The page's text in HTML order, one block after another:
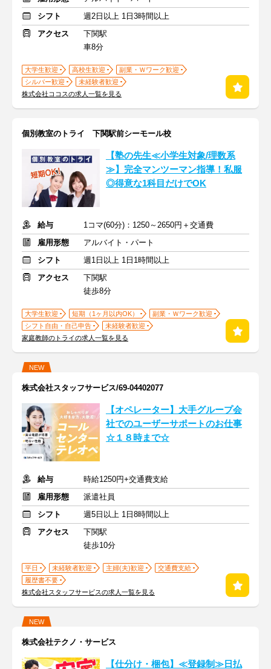
シフト
週2日以上 1日3時間以上
アクセス
下関駅
車8分
大学生歓迎 高校生歓迎
副業・Ｗワーク歓迎
シルバー歓迎
未経験者歓迎
株式会社ココスの求人一覧を見る
個別教室のトライ 下関駅前シーモール校
【塾の先生≪小学生対象/理数系
≫】完全マンツーマン指導！私服
◎得意な1科目だけでOK
給与
1コマ(60分)：1250～2650円＋交通費
雇用形態
アルバイト・パート
シフト
週1日以上 1日1時間以上
アクセス
下関駅
徒歩8分
大学生歓迎 短期（1ヶ月以内OK）
副業・Ｗワーク歓迎
シフト自由・自己申告
未経験者歓迎
家庭教師のトライの求人一覧を見る
NEW
株式会社スタッフサービス/69-04402077
【オペレーター】大手グループ会
社でのユーザーサポートのお仕事
☆１８時まで☆
給与
時給1250円+交通費支給
雇用形態
派遣社員
シフト
週5日以上 1日8時間以上
アクセス
下関駅
徒歩10分
平日 未経験者歓迎 主婦(夫)歓迎
交通費支給
履歴書不要
株式会社スタッフサービスの求人一覧を見る
NEW
株式会社テクノ・サービス
【仕分け・梱包】≪登録制≫日払